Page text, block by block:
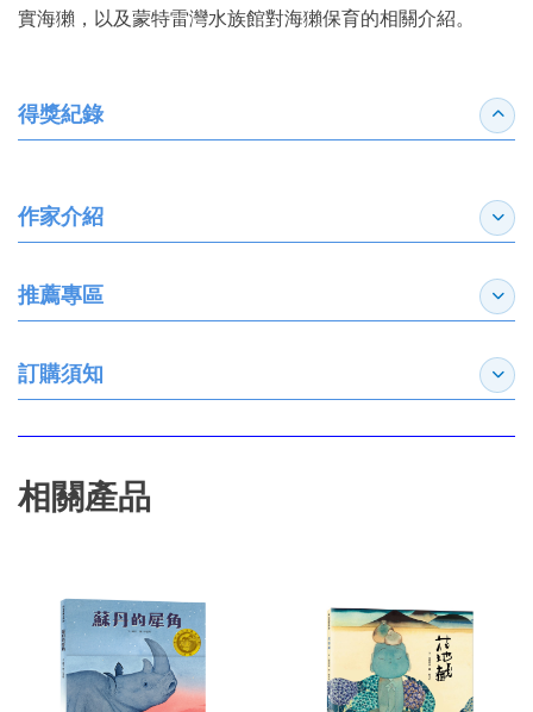
實海獺，以及蒙特雷灣水族館對海獺保育的相關介紹。
得獎紀錄 收合
作家介紹 展開
推薦專區 展開
訂購須知 展開
相關產品